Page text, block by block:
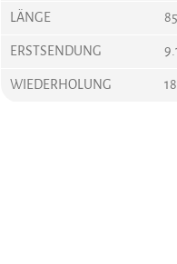
LÄNGE
ERSTSENDUNG
WIEDERHOLUNG